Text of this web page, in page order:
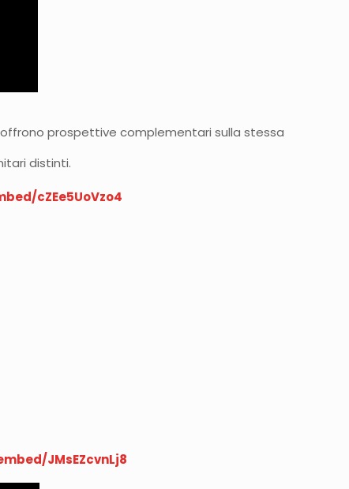
prospettive complementari sulla stessa
distinti.
cZEe5UoVzo4
JMsEZcvnLj8